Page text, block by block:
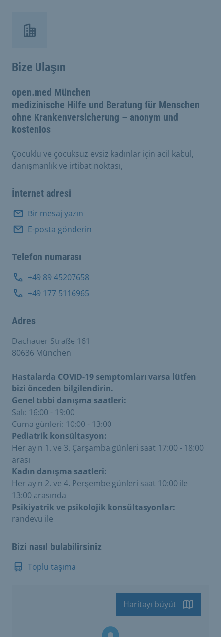
Bize Ulaşın
open.med München
medizinische Hilfe und Beratung für Menschen
ohne Krankenversicherung – anonym und
kostenlos
Çocuklu ve çocuksuz evsiz kadınlar için acil kabul,
danışmanlık ve irtibat noktası,
İnternet adresi
Bir mesaj yazın
E-posta gönderin
Telefon numarası
+49 89 45207658
+49 177 5116965
Adres
Dachauer Straße 161
80636 München
Hastalarda COVID-19 semptomları varsa lütfen
bizi önceden bilgilendirin.
Genel tıbbi danışma saatleri:
Salı: 16:00 - 19:00
Cuma günleri: 10:00 - 13:00
Pediatrik konsültasyon:
Her ayın 1. ve 3. Çarşamba günleri saat 17:00 - 18:00
arası
Kadın danışma saatleri:
Her ayın 2. ve 4. Perşembe günleri saat 10:00 ile
13:00 arasında
Psikiyatrik ve psikolojik konsültasyonlar:
randevu ile
Bizi nasıl bulabilirsiniz
Toplu taşıma
Haritayı büyüt